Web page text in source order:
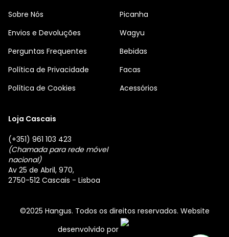
Sobre Nós
Envios e Devoluções
Perguntas Frequentes
Política de Privacidade
Política de Cookies
Picanha
Wagyu
Bebidas
Facas
Acessórios
Loja Cascais
(+351) 961 103 423
(Chamada para rede móvel
nacional)
Av 25 de Abril, 970,
2750-512 Cascais - Lisboa
©2025 Hangus. Todos os direitos reservados. Website
desenvolvido por